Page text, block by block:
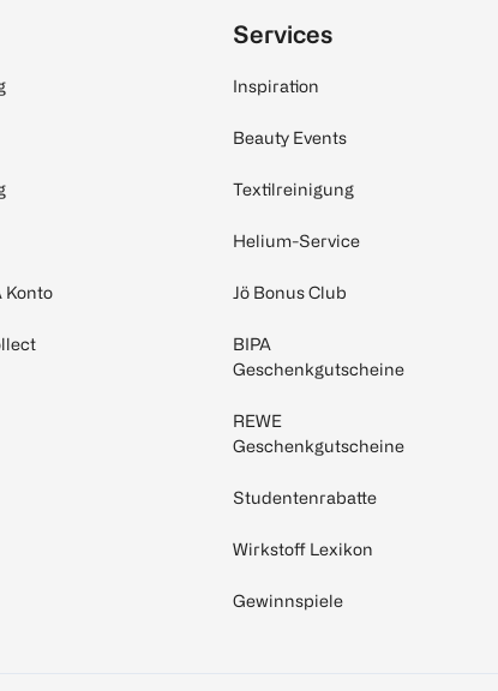
Konto
Services
Inspiration
Beauty Events
Textilreinigung
Helium-Service
Jö Bonus Club
BIPA
Geschenkgutscheine
REWE
Geschenkgutscheine
Studentenrabatte
Wirkstoff Lexikon
Gewinnspiele